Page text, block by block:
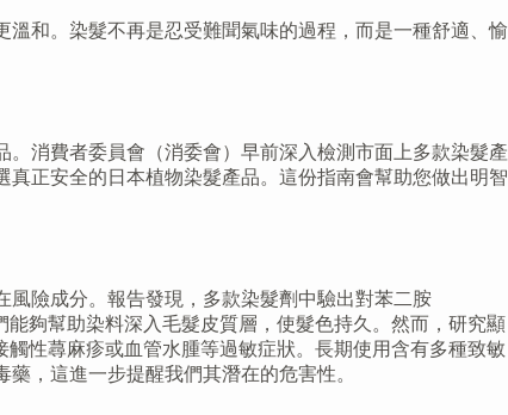
和。染髮不再是忍受難聞氣味的過程，而是一種舒適、愉
消費者委員會（消委會）早前深入檢測市面上多款染髮產
正安全的日本植物染髮產品。這份指南會幫助您做出明智
險成分。報告發現，多款染髮劑中驗出對苯二胺
能夠幫助染料深入毛髮皮質層，使髮色持久。然而，研究顯
性蕁麻疹或血管水腫等過敏症狀。長期使用含有多種致敏
，這進一步提醒我們其潛在的危害性。